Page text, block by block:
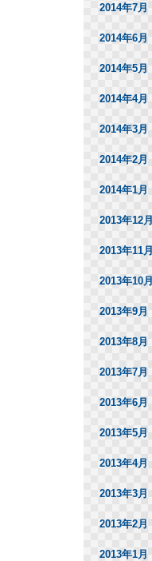
2014年7月
2014年6月
2014年5月
2014年4月
2014年3月
2014年2月
2014年1月
2013年12月
2013年11月
2013年10月
2013年9月
2013年8月
2013年7月
2013年6月
2013年5月
2013年4月
2013年3月
2013年2月
2013年1月